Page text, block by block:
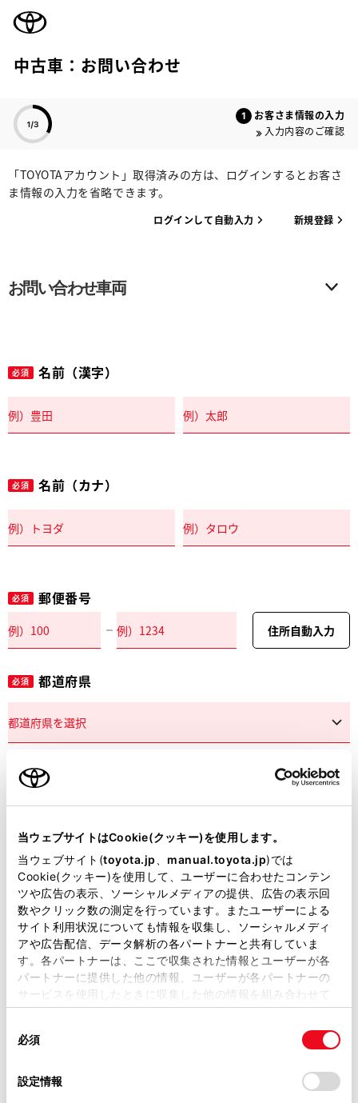
当ウェブサイトはCookie(クッキー)を使用します。
当ウェブサイト(toyota.jp manual.toyota.jp)では
Cookie(クッキー)を使用して、ユーザーに合わせたコンテン
ツや広告の表示、ソーシャルメディアの提供、広告の表示回
数やクリック数の測定を行っています。またユーザーによる
サイト利用状況についても情報を収集し、ソーシャルメディ
アや広告配信、データ解析の各パートナーと共有していま
す。各パートナーは、ここで収集された情報とユーザーが各
パートナーに提供した他の情報、ユーザーが各パートナーの
サービスを使用したときに収集した他の情報を組み合わせて
使用することがあります。当ウェブサイトの使用を続行する
デバイスにすべてのCookie(クッキー)が保存されることに同
意したことになります。Cookie(クッキー)のオプトアウト、
必須
設定情報
中古車：お問い合わせ
お客さま情報の入力
入力内容のご確認
「TOYOTAアカウント」取得済みの方は、ログインするとお客さ
ま情報の入力を省略できます。
ログインして自動入力 新規登録
お問い合わせ車両
必須 名前（漢字）
必須 名前（カナ）
必須 郵便番号
住所自動入力
必須 都道府県
市区町村名
必須 丁目番地
建物名